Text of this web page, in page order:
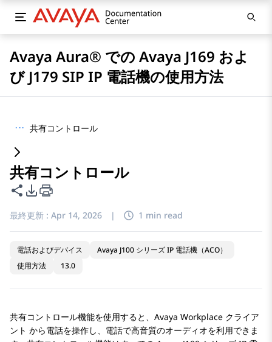
Avaya Aura® での Avaya J169 およ
び J179 SIP IP 電話機の使用方法
··· 共有コントロール
共有コントロール
このページを共有
PDFエクスポートオプション
最終更新 : Apr 14, 2026 | 1 min read
電話およびデバイス
Avaya J100 シリーズ IP 電話機（ACO）
使用方法
13.0
共有コントロール機能を使用すると、 Avaya Workplace クライア
ント から電話を操作し、電話で高音質のオーディオを利用できま